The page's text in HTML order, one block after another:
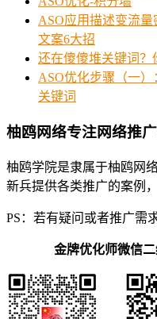
ASO应用描述变流量
文案6大招
还在傻傻堆关键词？
ASO优化步骤（一
关键词
柚鸥网络专注网络推广
柚鸥学院是隶属于柚鸥网
新兵提供各类推广的案例
PS：若有疑问或者推广需
金牌优化师微信二